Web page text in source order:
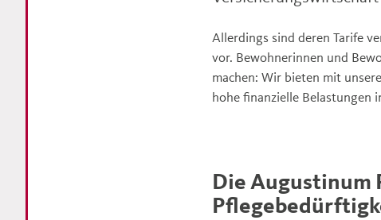
Allerdings sind deren Tarife
vor. Bewohnerinnen und
machen: Wir bieten mit
hohe finanzielle Belastungen
Die Augustinum